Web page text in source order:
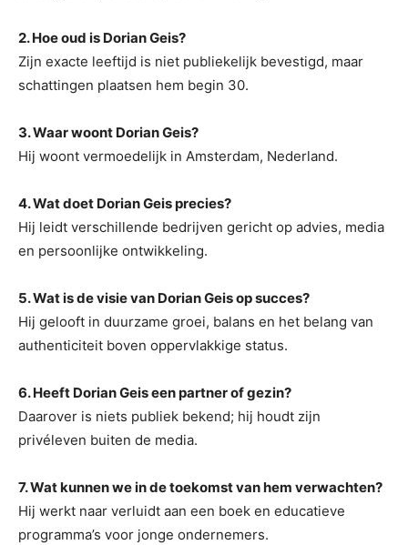
2. Hoe oud is Dorian Geis?
Zijn exacte leeftijd is niet publiekelijk bevestigd, maar
schattingen plaatsen hem begin 30.
3. Waar woont Dorian Geis?
Hij woont vermoedelijk in Amsterdam, Nederland.
4. Wat doet Dorian Geis precies?
Hij leidt verschillende bedrijven gericht op advies, media
en persoonlijke ontwikkeling.
5. Wat is de visie van Dorian Geis op succes?
Hij gelooft in duurzame groei, balans en het belang van
authenticiteit boven oppervlakkige status.
6. Heeft Dorian Geis een partner of gezin?
Daarover is niets publiek bekend; hij houdt zijn
privéleven buiten de media.
7. Wat kunnen we in de toekomst van hem verwachten?
Hij werkt naar verluidt aan een boek en educatieve
programma’s voor jonge ondernemers.